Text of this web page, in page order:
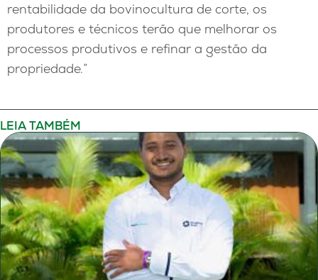
rentabilidade da bovinocultura de corte, os
produtores e técnicos terão que melhorar os
processos produtivos e refinar a gestão da
propriedade.”
LEIA TAMBÉM